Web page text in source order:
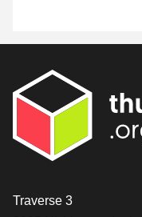
Contact
Traverse 3